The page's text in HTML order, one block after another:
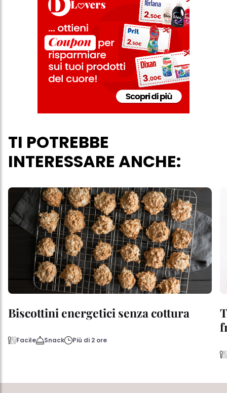
TI POTREBBE
INTERESSARE ANCHE:
Biscottini energetici senza cottura
Facile Snack Più di 2 ore
più degli scopi sopra menzionati. Cliccando su "Accetta tutto",
acconsenti all'uso dei cookie e al trattamento dei tuoi dati
personali per tutte le finalità sopra indicate. Se fai clic su "Rifiuta",
verranno utilizzati solo i cookie tecnicamente necessari per fornirti
questo sito web.